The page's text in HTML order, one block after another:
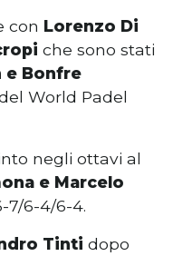
con Lorenzo Di
che sono stati
e Bonfre
World Padel
negli ottavi al
e Marcelo
7/6-4/6-4.
Tinti dopo